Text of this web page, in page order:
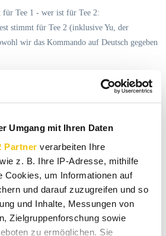
Umgang mit Ihren Daten
Partner verarbeiten Ihre
z. B. Ihre IP-Adresse, mithilfe
Cookies, um Informationen auf
und darauf zuzugreifen und so
und Inhalte, Messungen von
Zielgruppenforschung sowie
zu ermöglichen. Sie
Tee 1 - wer ist für Tee 2:
stimmt für Tee 2 (inklusive Yu, der
wir das Kommando auf Deutsch gegeben
und komplexer und tiefer.